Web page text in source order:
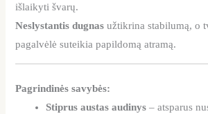
išlaikyti švarų.
Neslystantis dugnas užtikrina stabilumą, o
pagalvėlė suteikia papildomą atramą.
Pagrindinės savybės:
Stiprus austas audinys – atsparus